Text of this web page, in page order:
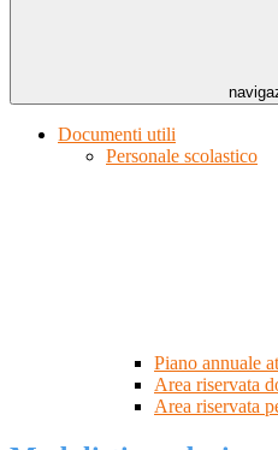
Documenti utili
Personale scolastico
Piano annuale
Area riservata
Area riservata